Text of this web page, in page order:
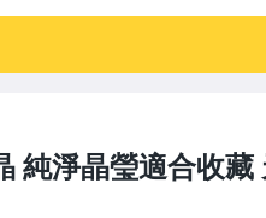
純淨晶瑩適合收藏